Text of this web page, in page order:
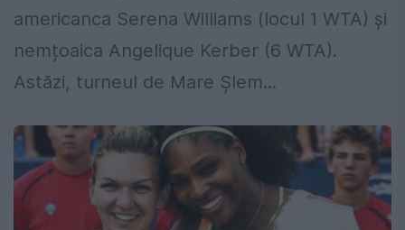
americanca Serena Williams (locul 1 WTA) și
nemțoaica Angelique Kerber (6 WTA).
Astăzi, turneul de Mare Șlem...